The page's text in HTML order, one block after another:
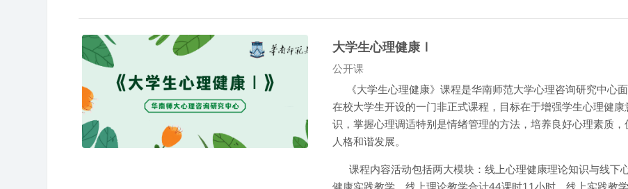
大学生心理健康Ⅰ
课程类别
公开课
《大学生心理健康》课程是华南师范大学心理咨询研究中心
在校大学生开设的一门非正式课程，目标在于增强学生心理健康
识，掌握心理调适特别是情绪管理的方法，培养良好心理素质，
人格和谐发展。
课程内容活动包括两大模块：线上心理健康理论知识与线下
健康实践教学。线上理论教学合计44课时11小时，线上实践教